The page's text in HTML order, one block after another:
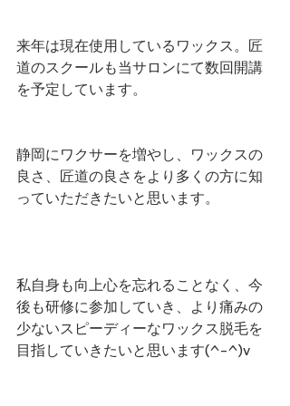
来年は現在使用しているワックス。匠
道のスクールも当サロンにて数回開講
を予定しています。
静岡にワクサーを増やし、ワックスの
良さ、匠道の良さをより多くの方に知
っていただきたいと思います。
私自身も向上心を忘れることなく、今
後も研修に参加していき、より痛みの
少ないスピーディーなワックス脱毛を
目指していきたいと思います(^-^)v